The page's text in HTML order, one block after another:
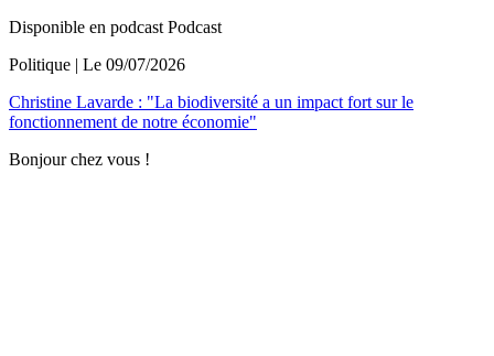
Disponible en podcast Podcast
Politique | Le 09/07/2026
Christine Lavarde : "La biodiversité a un impact fort sur le
fonctionnement de notre économie"
Bonjour chez vous !